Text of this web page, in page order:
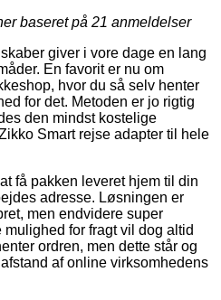
baseret på 21 anmeldelser
giver i vore dage en lang
En favorit er nu om
hvor du så selv henter
for det. Metoden er jo rigtig
den mindst kostelige
Smart rejse adapter til hele
få pakken leveret hjem til din
adresse. Løsningen er
men endvidere super
for fragt vil dog altid
ordren, men dette står og
af online virksomhedens